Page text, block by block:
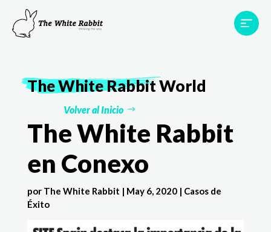
Proyectos
Testimonios
TWR World
The White RabbitWorld
Volver al Inicio
The White Rabbit
en Conexo
por The White Rabbit | May 6, 2020| Casos de
Éxito